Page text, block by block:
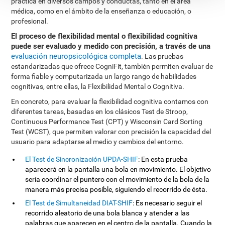
médica, como en el ámbito de la enseñanza o educación, o
profesional.
El proceso de flexibilidad mental o flexibilidad cognitiva
puede ser evaluado y medido con precisión, a través de una
evaluación neuropsicológica completa. Las pruebas
estandarizadas que ofrece CogniFit, también permiten evaluar de
forma fiable y computarizada un largo rango de habilidades
cognitivas, entre ellas, la Flexibilidad Mental o Cognitiva.
En concreto, para evaluar la flexibilidad cognitiva contamos con
diferentes tareas, basadas en los clásicos Test de Stroop,
Continuous Performance Test (CPT) y Wisconsin Card Sorting
Test (WCST), que permiten valorar con precisión la capacidad del
usuario para adaptarse al medio y cambios del entorno.
El Test de Sincronización UPDA-SHIF: En esta prueba
aparecerá en la pantalla una bola en movimiento. El objetivo
sería coordinar el puntero con el movimiento de la bola de la
manera más precisa posible, siguiendo el recorrido de ésta.
El Test de Simultaneidad DIAT-SHIF: Es necesario seguir el
recorrido aleatorio de una bola blanca y atender a las
palabras que aparecen en el centro de la pantalla. Cuando la